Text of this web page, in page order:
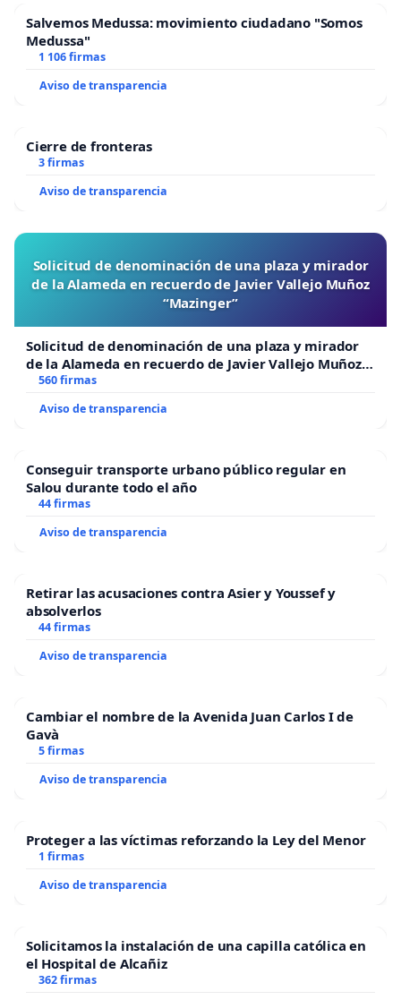
Salvemos Medussa: movimiento ciudadano "Somos
Medussa"
1 106 firmas
Aviso de transparencia
Cierre de fronteras
3 firmas
Aviso de transparencia
Solicitud de denominación de una plaza y mirador
de la Alameda en recuerdo de Javier Vallejo Muñoz
“Mazinger”
Solicitud de denominación de una plaza y mirador
de la Alameda en recuerdo de Javier Vallejo Muñoz
“Mazinger”
560 firmas
Aviso de transparencia
Conseguir transporte urbano público regular en
Salou durante todo el año
44 firmas
Aviso de transparencia
Retirar las acusaciones contra Asier y Youssef y
absolverlos
44 firmas
Aviso de transparencia
Cambiar el nombre de la Avenida Juan Carlos I de
Gavà
5 firmas
Aviso de transparencia
Proteger a las víctimas reforzando la Ley del Menor
1 firmas
Aviso de transparencia
Solicitamos la instalación de una capilla católica en
el Hospital de Alcañiz
362 firmas